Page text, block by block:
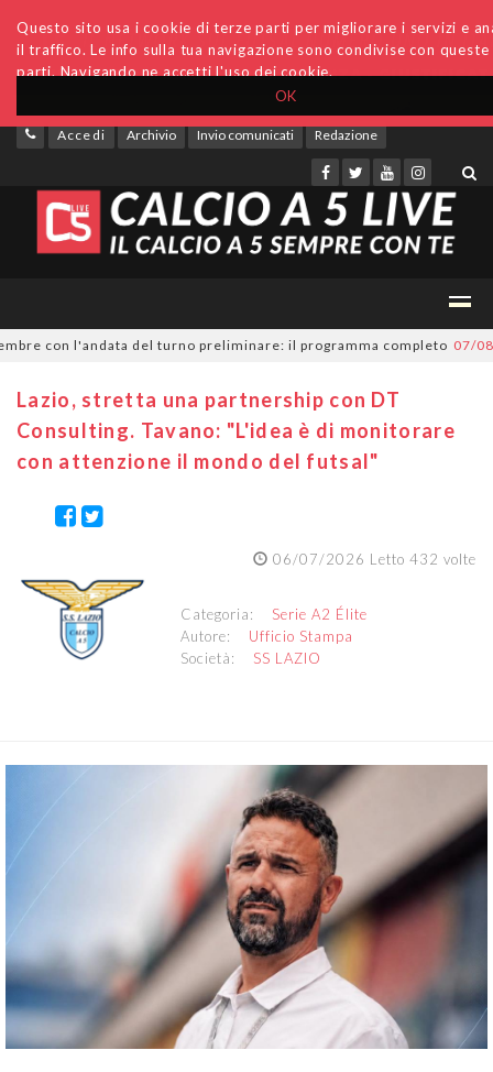
OK
Questo sito usa i cookie di terze parti per migliorare i servizi e
il traffico. Le info sulla tua navigazione sono condivise con
parti. Navigando ne accetti l'uso dei cookie.
Accedi Archivio Invio comunicati Redazione
l'andata del turno preliminare: il programma completo 07/08/2026
Lazio, stretta una partnership con DT
Consulting. Tavano: "L'idea è di monitorare
con attenzione il mondo del futsal"
06/07/2026 Letto 432 volte
Categoria: Serie A2 Élite
Autore: Ufficio Stampa
Società: SS LAZIO